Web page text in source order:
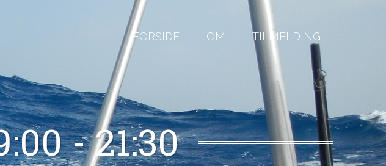
FORSIDE OM TILMELDING
- 21:30